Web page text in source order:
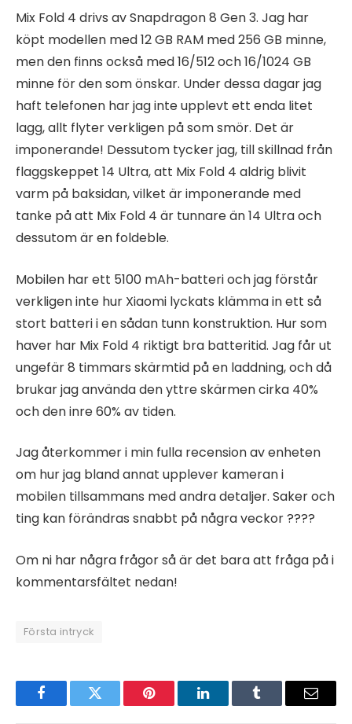
Mix Fold 4 drivs av Snapdragon 8 Gen 3. Jag har
köpt modellen med 12 GB RAM med 256 GB minne,
men den finns också med 16/512 och 16/1024 GB
minne för den som önskar. Under dessa dagar jag
haft telefonen har jag inte upplevt ett enda litet
lagg, allt flyter verkligen på som smör. Det är
imponerande! Dessutom tycker jag, till skillnad från
flaggskeppet 14 Ultra, att Mix Fold 4 aldrig blivit
varm på baksidan, vilket är imponerande med
tanke på att Mix Fold 4 är tunnare än 14 Ultra och
dessutom är en foldeble.
Mobilen har ett 5100 mAh-batteri och jag förstår
verkligen inte hur Xiaomi lyckats klämma in ett så
stort batteri i en sådan tunn konstruktion. Hur som
haver har Mix Fold 4 riktigt bra batteritid. Jag får ut
ungefär 8 timmars skärmtid på en laddning, och då
brukar jag använda den yttre skärmen cirka 40%
och den inre 60% av tiden.
Jag återkommer i min fulla recension av enheten
om hur jag bland annat upplever kameran i
mobilen tillsammans med andra detaljer. Saker och
ting kan förändras snabbt på några veckor ????
Om ni har några frågor så är det bara att fråga på i
kommentarsfältet nedan!
Första intryck
FacebookTwitter Pinterest LinkedInTumblr Email